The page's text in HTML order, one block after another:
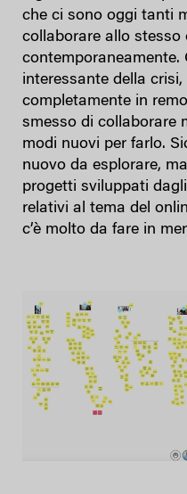
che ci sono oggi tanti
collaborare allo stesso
interessante della
completamente in
smesso di collaborare
modi nuovi per farlo.
nuovo da esplorare,
progetti sviluppati
relativi al tema del
c’è molto da fare in